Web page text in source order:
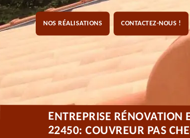
NOS RÉALISATIONS CONTACTEZ-NOUS !
ENTREPRISE
22450: COUVREUR PAS